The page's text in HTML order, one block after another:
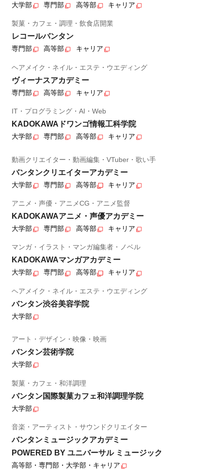
大学部 専門部 高等部 キャリア
製菓・カフェ・調理・飲食店開業
レコールバンタン
専門部 高等部 キャリア
ヘアメイク・ネイル・エステ・ウエディング
ヴィーナスアカデミー
専門部 高等部 キャリア
IT・プログラミング・AI・Web
KADOKAWAドワンゴ情報工科学院
大学部 専門部 高等部 キャリア
動画クリエイター・動画編集・VTuber・歌い手
バンタンクリエイターアカデミー
大学部 専門部 高等部 キャリア
アニメ・声優・アニメCG・アニメ監督
KADOKAWAアニメ・声優アカデミー
大学部 専門部 高等部 キャリア
マンガ・イラスト・マンガ編集者・ノベル
KADOKAWAマンガアカデミー
大学部 専門部 高等部 キャリア
ヘアメイク・ネイル・エステ・ウエディング
バンタン渋谷美容学院
大学部
アート・デザイン・映像・映画
バンタン芸術学院
大学部
製菓・カフェ・和洋調理
バンタン国際製菓カフェ和洋調理学院
大学部
音楽・アーティスト・サウンドクリエイター
バンタンミュージックアカデミー
POWERED BY ユニバーサル ミュージック
高等部・専門部・大学部・キャリア